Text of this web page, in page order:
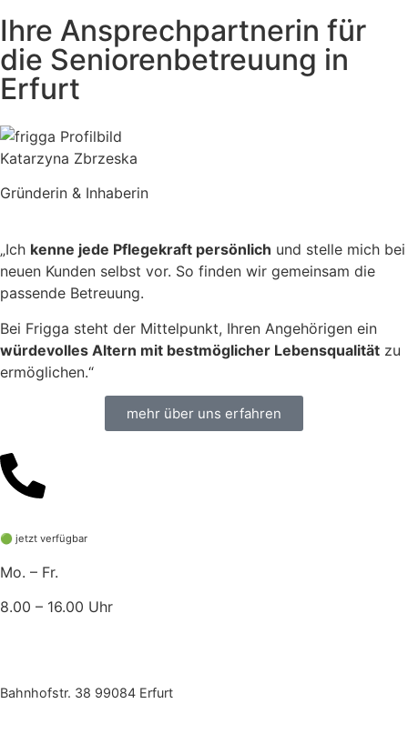
Ihre Ansprechpartnerin für
die Seniorenbetreuung in
Erfurt
Katarzyna Zbrzeska
Gründerin & Inhaberin
„Ich kenne jede Pflegekraft persönlich und stelle mich bei
neuen Kunden selbst vor. So finden wir gemeinsam die
passende Betreuung.
Bei Frigga steht der Mittelpunkt, Ihren Angehörigen ein
würdevolles Altern mit bestmöglicher Lebensqualität zu
ermöglichen.“
mehr über uns erfahren
🟢 jetzt verfügbar
Mo. – Fr.
8.00 – 16.00 Uhr
Bahnhofstr. 38 99084 Erfurt